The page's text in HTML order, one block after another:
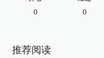
0 0
推荐阅读